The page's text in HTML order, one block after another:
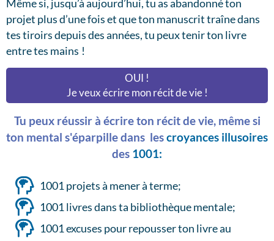
Même si, jusqu’à aujourd’hui, tu as abandonné ton
projet plus d’une fois et que ton manuscrit traîne dans
tes tiroirs depuis des années, tu peux tenir ton livre
entre tes mains !
OUI !
Je veux écrire mon récit de vie !
Tu peux réussir à écrire ton récit de vie, même si
ton mental s'éparpille dans lescroyances illusoires
des 1001:
1001 projets à mener à terme;
1001 livres dans ta bibliothèque mentale;
1001 excuses pour repousser ton livre au